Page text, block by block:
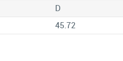
D
45.72